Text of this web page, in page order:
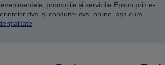
promoțiile și serviciile Epson prin e-
dvs. și conduitei dvs. online, așa cum